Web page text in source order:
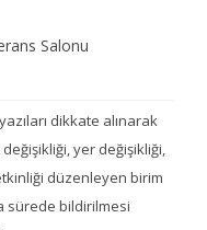
Salonu
dikkate alınarak
yer değişikliği,
düzenleyen birim
sürede bildirilmesi